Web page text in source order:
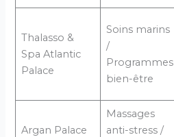
Thalasso &
Spa Atlantic
Palace
Soins marins
/
Programmes
bien-être
Argan Palace
Massages
anti-stress /